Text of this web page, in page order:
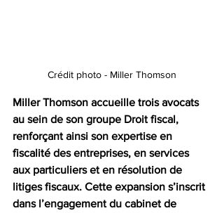
Crédit photo - Miller Thomson
Miller Thomson accueille trois avocats
au sein de son groupe Droit fiscal,
renforçant ainsi son expertise en
fiscalité des entreprises, en services
aux particuliers et en résolution de
litiges fiscaux. Cette expansion s’inscrit
dans l’engagement du cabinet de